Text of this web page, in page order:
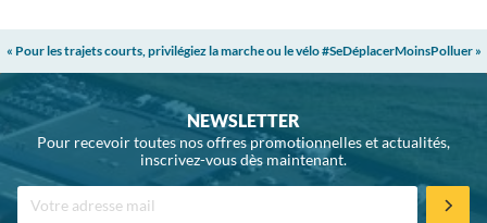
« Pour les trajets courts, privilégiez la marche ou le vélo #SeDéplacerMoinsPolluer »
NEWSLETTER
Pour recevoir toutes nos offres promotionnelles et actualités,
inscrivez-vous dès maintenant.